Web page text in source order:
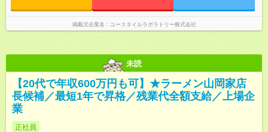
掲載元企業名 ユースタイルラボラトリー株式会社
未読
【20代で年収600万円も可】★ラーメン山岡家店
長候補／最短1年で昇格／残業代全額支給／上場企
業
正社員